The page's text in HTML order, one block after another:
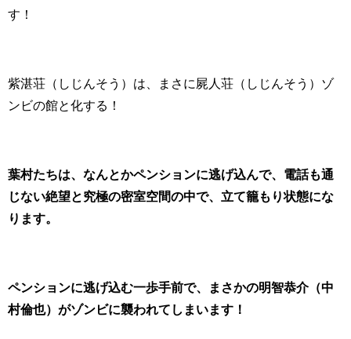
す！
紫湛荘（しじんそう）は、まさに屍人荘（しじんそう）ゾ
ンビの館と化する！
葉村たちは、なんとかペンションに逃げ込んで、電話も通
じない絶望と究極の密室空間の中で、立て籠もり状態にな
ります。
ペンションに逃げ込む一歩手前で、まさかの明智恭介（中
村倫也）がゾンビに襲われてしまいます！